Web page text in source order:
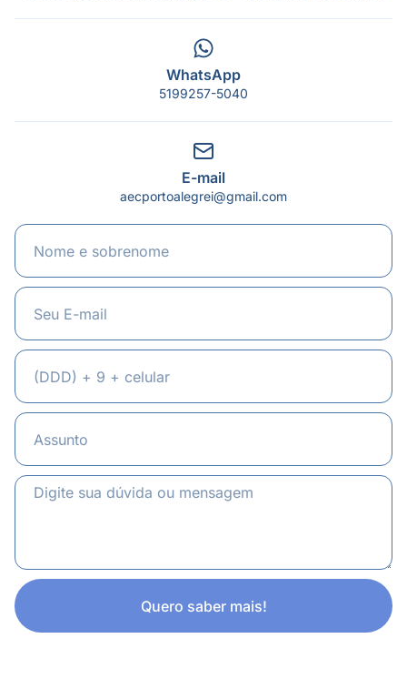
WhatsApp
5199257-5040
E-mail
aecportoalegrei@gmail.com
Quero saber mais!